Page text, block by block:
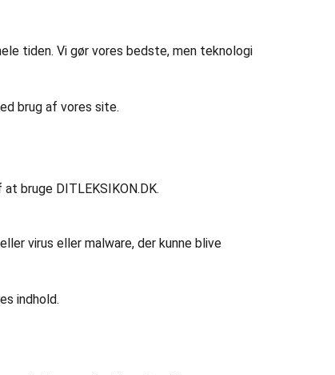
tiden. Vi gør vores bedste, men teknologi
brug af vores site.
bruge DITLEKSIKON.DK.
virus eller malware, der kunne blive
indhold.